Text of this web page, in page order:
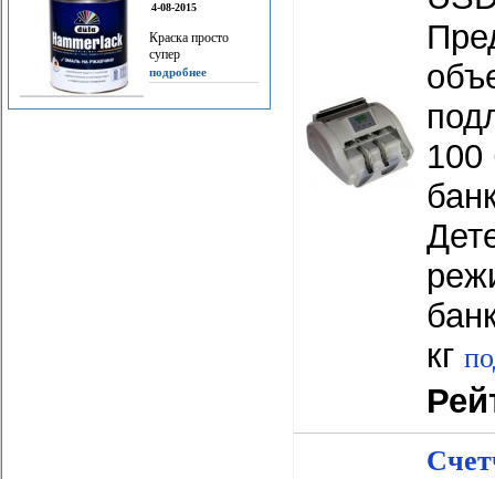
4-08-2015
Краска просто
супер
подробнее
100
кг